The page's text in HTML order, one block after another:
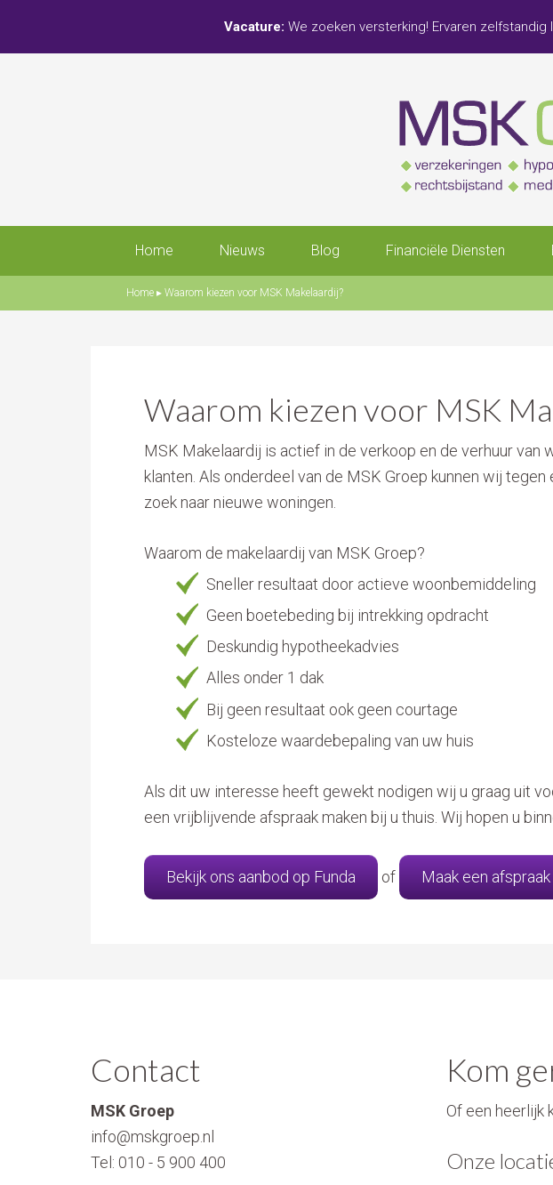
Vacature: We zoeken versterking! Ervaren
Home Nieuws Blog Financiële Diensten
Home ▸ Waarom kiezen voor MSK Makelaardij?
Waarom kiezen voor MSK
MSK Makelaardij is actief in de verkoop en de verhuur van
klanten. Als onderdeel van de MSK Groep kunnen wij
zoek naar nieuwe woningen.
Waarom de makelaardij van MSK Groep?
Sneller resultaat door actieve woonbemiddeling
Geen boetebeding bij intrekking opdracht
Deskundig hypotheekadvies
Alles onder 1 dak
Bij geen resultaat ook geen courtage
Kosteloze waardebepaling van uw huis
Als dit uw interesse heeft gewekt nodigen wij u graag uit
een vrijblijvende afspraak maken bij u thuis. Wij hopen u
Bekijk ons aanbod op Funda of Maak een
Contact
MSK Groep
info@mskgroep.nl
Tel: 010 - 5 900 400
Kom
Of een heerlijk
Onze